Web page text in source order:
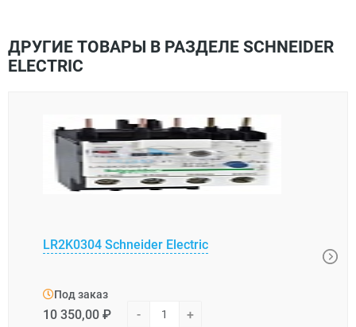
ДРУГИЕ ТОВАРЫ В РАЗДЕЛЕ SCHNEIDER
ELECTRIC
LR2K0304 Schneider Electric
Под заказ
10 350,00 ₽ - +